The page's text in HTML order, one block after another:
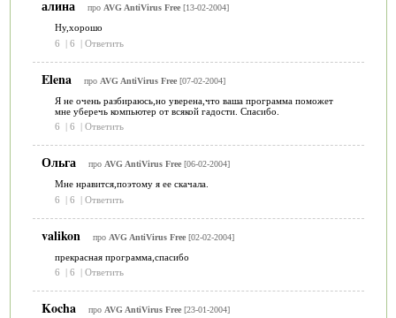
алина про AVG AntiVirus Free [13-02-2004]
Ну,хорошо
6
| 6 | Ответить
Elena про AVG AntiVirus Free [07-02-2004]
Я не очень разбираюсь,но уверена,что ваша программа поможет
мне уберечь компьютер от всякой гадости. Спасибо.
6
| 6 | Ответить
Ольга про AVG AntiVirus Free [06-02-2004]
Мне нравится,поэтому я ее скачала.
6
| 6 | Ответить
valikon про AVG AntiVirus Free [02-02-2004]
прекрасная программа,спасибо
6
| 6 | Ответить
Kocha про AVG AntiVirus Free [23-01-2004]